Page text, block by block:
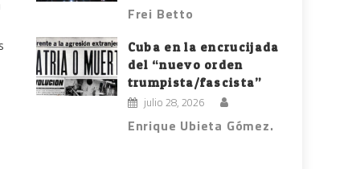
Frei Betto
Cuba en la encrucijada
del “nuevo orden
trumpista/fascista”
julio 28, 2026
Enrique Ubieta Gómez.